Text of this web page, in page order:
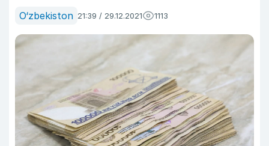
O‘zbekiston 21:39 / 29.12.2021 1113